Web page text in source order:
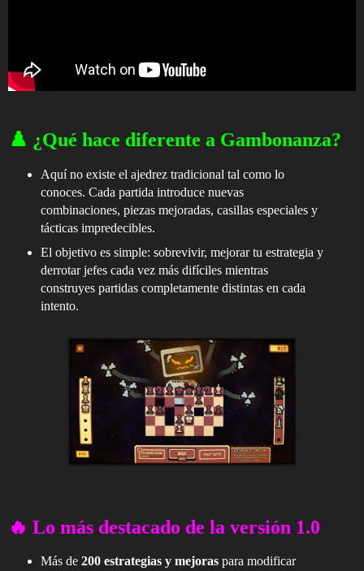
♟️ ¿Qué hace diferente a Gambonanza?
Aquí no existe el ajedrez tradicional tal como lo
conoces. Cada partida introduce nuevas
combinaciones, piezas mejoradas, casillas especiales y
tácticas impredecibles.
El objetivo es simple: sobrevivir, mejorar tu estrategia y
derrotar jefes cada vez más difíciles mientras
construyes partidas completamente distintas en cada
intento.
🔥 Lo más destacado de la versión 1.0
Más de 200 estrategias y mejoraspara modificar